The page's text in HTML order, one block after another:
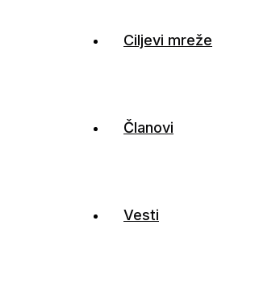
Ciljevi mreže
Članovi
Vesti